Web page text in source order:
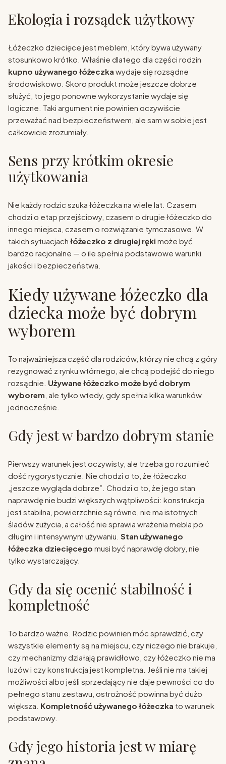
Ekologia i rozsądek użytkowy
Łóżeczko dziecięce jest meblem, który bywa używany
stosunkowo krótko. Właśnie dlatego dla części rodzin
kupno używanego łóżeczka wydaje się rozsądne
środowiskowo. Skoro produkt może jeszcze dobrze
służyć, to jego ponowne wykorzystanie wydaje się
logiczne. Taki argument nie powinien oczywiście
przeważać nad bezpieczeństwem, ale sam w sobie jest
całkowicie zrozumiały.
Sens przy krótkim okresie
użytkowania
Nie każdy rodzic szuka łóżeczka na wiele lat. Czasem
chodzi o etap przejściowy, czasem o drugie łóżeczko do
innego miejsca, czasem o rozwiązanie tymczasowe. W
takich sytuacjach łóżeczko z drugiej ręki może być
bardzo racjonalne — o ile spełnia podstawowe warunki
jakości i bezpieczeństwa.
Kiedy używane łóżeczko dla
dziecka może być dobrym
wyborem
To najważniejsza część dla rodziców, którzy nie chcą z góry
rezygnować z rynku wtórnego, ale chcą podejść do niego
rozsądnie. Używane łóżeczko może być dobrym
wyborem , ale tylko wtedy, gdy spełnia kilka warunków
jednocześnie.
Gdy jest w bardzo dobrym stanie
Pierwszy warunek jest oczywisty, ale trzeba go rozumieć
dość rygorystycznie. Nie chodzi o to, że łóżeczko
„jeszcze wygląda dobrze”. Chodzi o to, że jego stan
naprawdę nie budzi większych wątpliwości: konstrukcja
jest stabilna, powierzchnie są równe, nie ma istotnych
śladów zużycia, a całość nie sprawia wrażenia mebla po
długim i intensywnym używaniu. Stan używanego
łóżeczka dziecięcego musi być naprawdę dobry, nie
tylko wystarczający.
Gdy da się ocenić stabilność i
kompletność
To bardzo ważne. Rodzic powinien móc sprawdzić, czy
wszystkie elementy są na miejscu, czy niczego nie brakuje,
czy mechanizmy działają prawidłowo, czy łóżeczko nie ma
luzów i czy konstrukcja jest kompletna. Jeśli nie ma takiej
możliwości albo jeśli sprzedający nie daje pewności co do
pełnego stanu zestawu, ostrożność powinna być dużo
większa. Kompletność używanego łóżeczka to warunek
podstawowy.
Gdy jego historia jest w miarę